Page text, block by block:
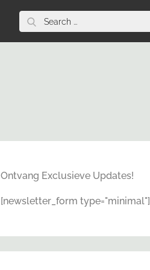
Search
for:
Ontvang Exclusieve Updates!
[newsletter_form type="minimal"]